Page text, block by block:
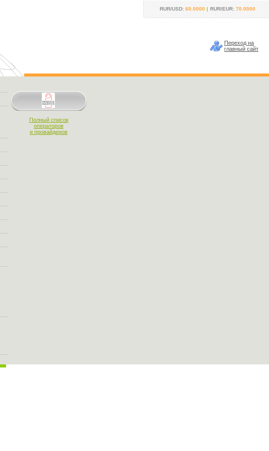
RUR/USD: 60.0000 | RUR/EUR: 70.0000
Переход на
главный сайт
Полный список
операторов
и провайдеров